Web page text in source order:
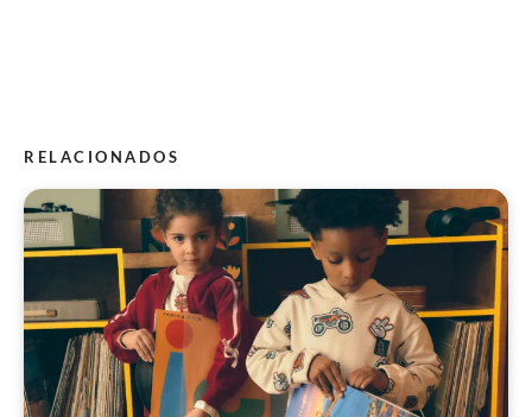
RELACIONADOS